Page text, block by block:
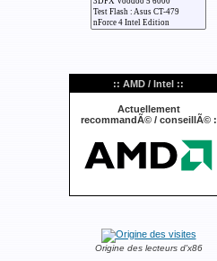
:: AMD / Intel ::
Actuellement
recommandÃ© / conseillÃ© :
Origine des lecteurs d'x86